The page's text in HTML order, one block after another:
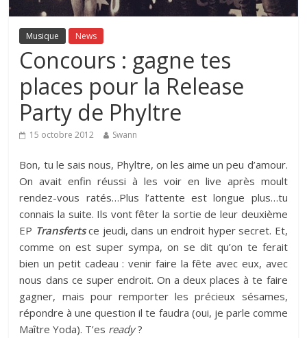
Musique News
Concours : gagne tes
places pour la Release
Party de Phyltre
15 octobre 2012 Swann
Bon, tu le sais nous, Phyltre, on les aime un peu d’amour.
On avait enfin réussi à les voir en live après moult
rendez-vous ratés…Plus l’attente est longue plus…tu
connais la suite. Ils vont fêter la sortie de leur deuxième
EP Transfertsce jeudi, dans un endroit hyper secret. Et,
comme on est super sympa, on se dit qu’on te ferait
bien un petit cadeau : venir faire la fête avec eux, avec
nous dans ce super endroit. On a deux places à te faire
gagner, mais pour remporter les précieux sésames,
répondre à une question il te faudra (oui, je parle comme
Maître Yoda). T’es ready?